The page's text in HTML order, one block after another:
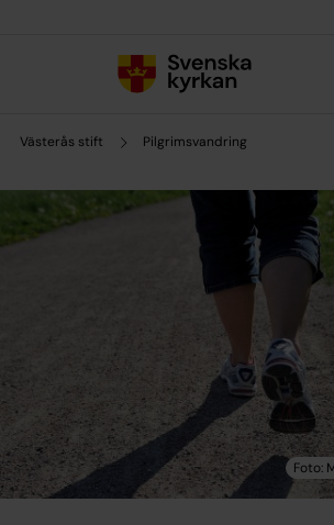
Västerås stift Pilgrimsvandring